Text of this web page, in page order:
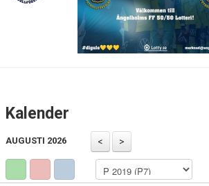
NYHETER
Kalender
AUGUSTI 2026